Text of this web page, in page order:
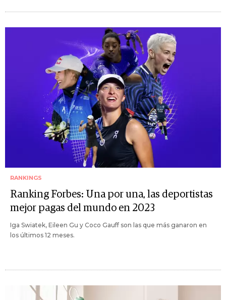
RANKINGS
Ranking Forbes: Una por una, las deportistas
mejor pagas del mundo en 2023
Iga Swiatek, Eileen Gu y Coco Gauff son las que más ganaron en
los últimos 12 meses.